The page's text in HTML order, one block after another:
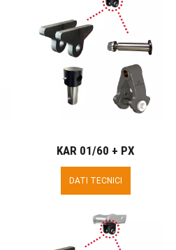
KAR 01/60 + PX
DATI TECNICI